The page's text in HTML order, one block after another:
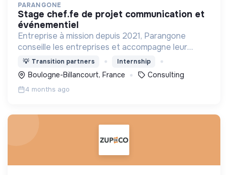
PARANGONE
stage chef.fe de projet communication et
événementiel
Entreprise à mission depuis 2021, Parangone
conseille les entreprises et accompagne leur
transformation par la RSE vers un modèle d’affaire
à impact environnemental et social positif.
💡 Transition partners Internship
Boulogne-Billancourt, France Consulting
4 months ago